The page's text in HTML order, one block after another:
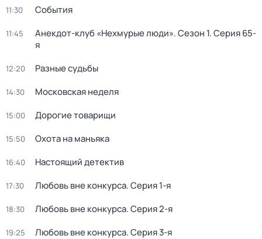
11:30 События
11:45 Анекдот-клуб «Нехмурые люди». Сезон 1. Серия 65-
я
12:20 Разные судьбы
14:30 Московская неделя
15:00 Дорогие товарищи
15:50 Охота на маньяка
16:40 Настоящий детектив
17:30 Любовь вне конкурса. Серия 1-я
18:30 Любовь вне конкурса. Серия 2-я
19:25 Любовь вне конкурса. Серия 3-я